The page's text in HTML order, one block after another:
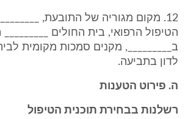
12. מקום מגוריה של התובעת,
הטיפול הרפואי, בית החולים
ב_________, מקנים סמכות מקומית
לדון בתביעה.
ה. פירוט הטענות
רשלנות בבחירת תוכנית הטיפול